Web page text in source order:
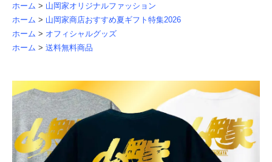
ホーム > 山岡家オリジナルファッション
ホーム > 山岡家商店おすすめ夏ギフト特集2026
ホーム > オフィシャルグッズ
ホーム > 送料無料商品